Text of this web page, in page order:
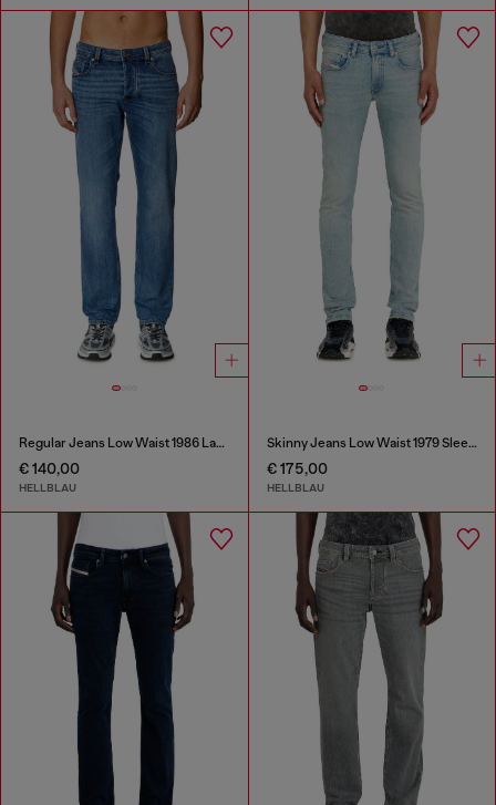
Regular Jeans Low Waist 1986 Larkee-Beex
€ 140,00
HELLBLAU
Skinny Jeans Low Waist 1979 Sleenker
€ 175,00
HELLBLAU